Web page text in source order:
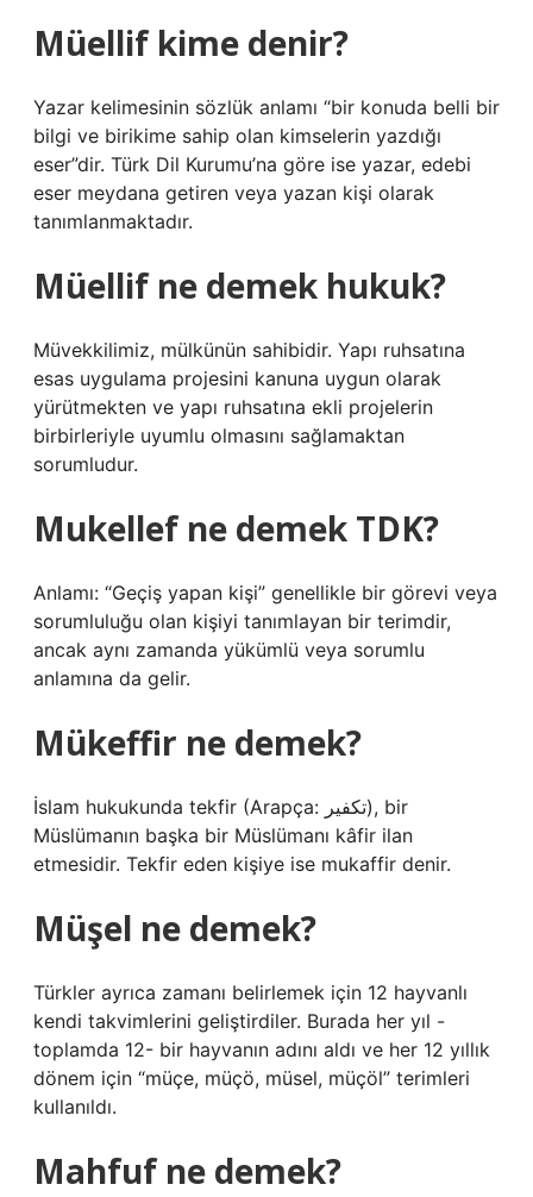
Müellif kime denir?
Yazar kelimesinin sözlük anlamı “bir konuda belli bir
bilgi ve birikime sahip olan kimselerin yazdığı
eser”dir. Türk Dil Kurumu’na göre ise yazar, edebi
eser meydana getiren veya yazan kişi olarak
tanımlanmaktadır.
Müellif ne demek hukuk?
Müvekkilimiz, mülkünün sahibidir. Yapı ruhsatına
esas uygulama projesini kanuna uygun olarak
yürütmekten ve yapı ruhsatına ekli projelerin
birbirleriyle uyumlu olmasını sağlamaktan
sorumludur.
Mukellef ne demek TDK?
Anlamı: “Geçiş yapan kişi” genellikle bir görevi veya
sorumluluğu olan kişiyi tanımlayan bir terimdir,
ancak aynı zamanda yükümlü veya sorumlu
anlamına da gelir.
Mükeffir ne demek?
İslam hukukunda tekfir (Arapça: تكفير), bir
Müslümanın başka bir Müslümanı kâfir ilan
etmesidir. Tekfir eden kişiye ise mukaffir denir.
Müşel ne demek?
Türkler ayrıca zamanı belirlemek için 12 hayvanlı
kendi takvimlerini geliştirdiler. Burada her yıl -
toplamda 12- bir hayvanın adını aldı ve her 12 yıllık
dönem için “müçe, müçö, müsel, müçöl” terimleri
kullanıldı.
Mahfuf ne demek?